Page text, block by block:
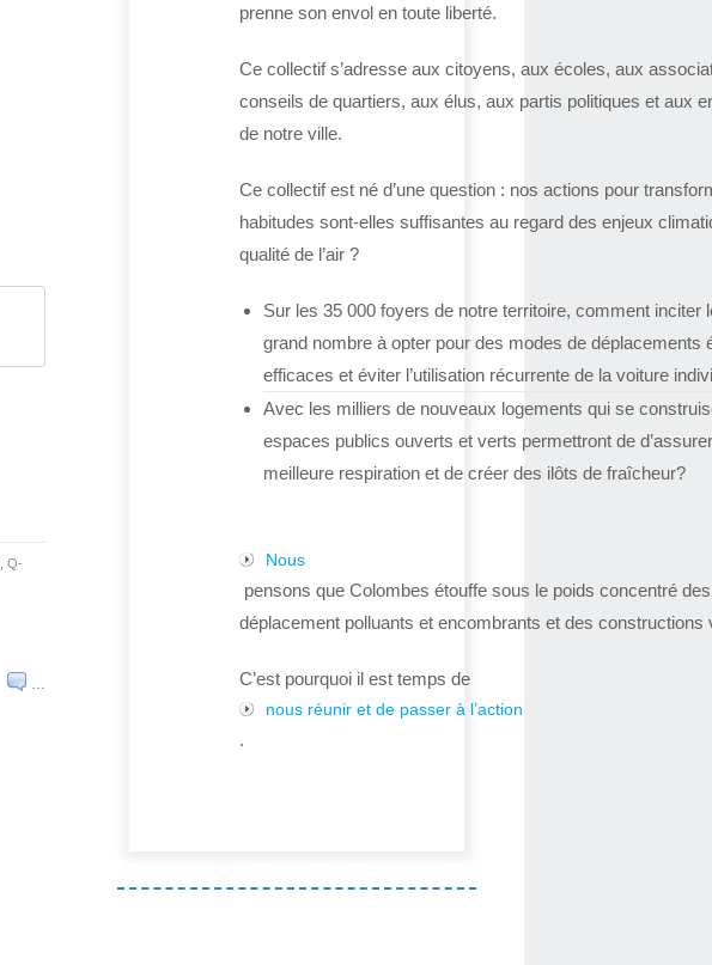
Q-
prenne son envol en toute liberté.
Ce collectif s’adresse aux citoyens, aux écoles, aux
conseils de quartiers, aux élus, aux partis politiques et aux
de notre ville.
Ce collectif est né d’une question : nos actions pour
habitudes sont-elles suffisantes au regard des enjeux
qualité de l’air ?
Sur les 35 000 foyers de notre territoire, comment inciter
grand nombre à opter pour des modes de déplacements
efficaces et éviter l’utilisation récurrente de la voiture
Avec les milliers de nouveaux logements qui se
espaces publics ouverts et verts permettront de
meilleure respiration et de créer des ilôts de fraîcheur?
Nous
pensons que Colombes étouffe sous le poids concentré
déplacement polluants et encombrants et des constructions
C’est pourquoi il est temps de
nous réunir et de passer à l’action
.